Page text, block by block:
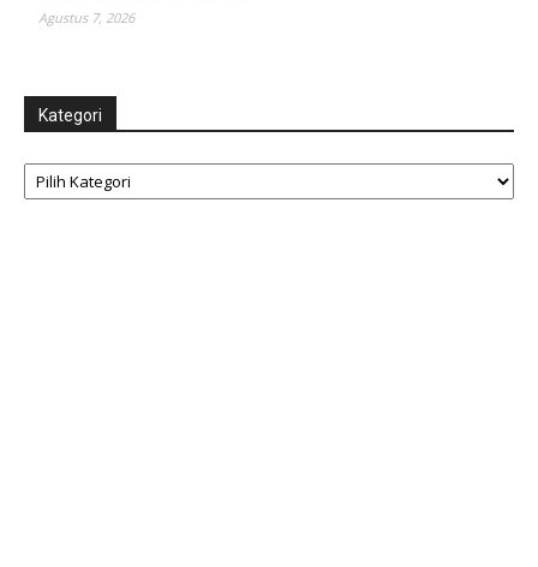
Agustus 7, 2026
Kategori